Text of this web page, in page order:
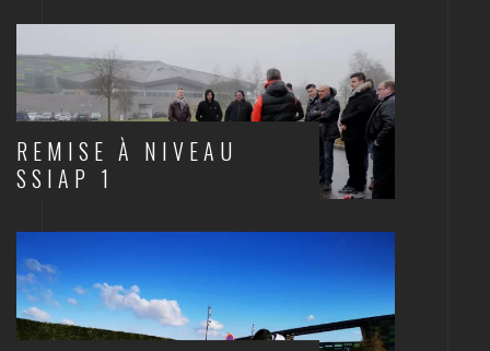
REMISE À NIVEAU
SSIAP 1